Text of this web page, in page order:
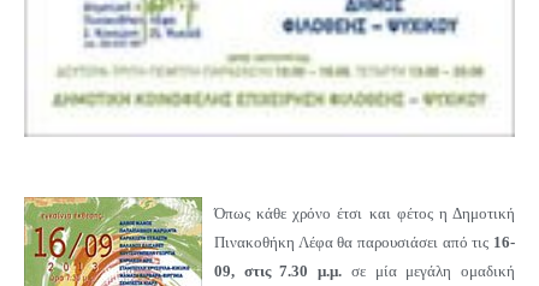
Όπως κάθε χρόνο έτσι και φέτος η Δημοτική
Πινακοθήκη Λέφα θα παρουσιάσει από τις 16-
09, στις 7.30 μ.μ. σε μία μεγάλη ομαδική